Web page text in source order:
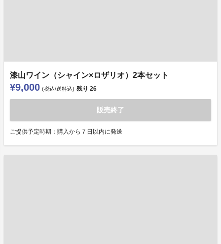
漆山ワイン（シャイン×ロザリオ）2本セット
¥9,000 (税込/送料込) 残り 26
販売終了
ご提供予定時期：購入から７日以内に発送